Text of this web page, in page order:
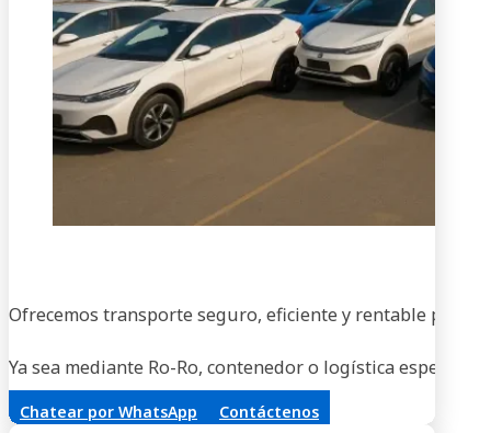
Ofrecemos transporte seguro, eficiente y rentable para
Ya sea mediante Ro-Ro, contenedor o logística
Chatear por WhatsApp Contáctenos